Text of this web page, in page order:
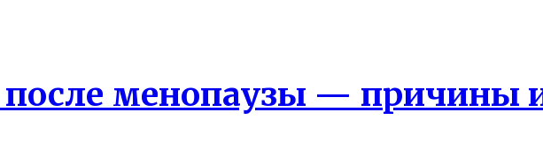
менопаузы — причины